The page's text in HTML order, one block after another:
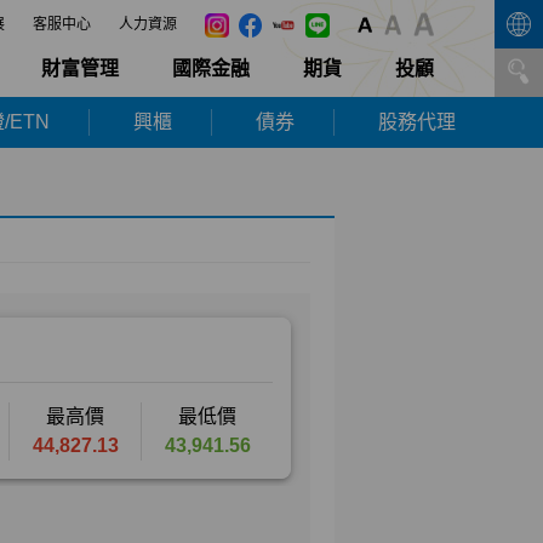
客服中心 人力資源
財富管理 國際金融 期貨 投顧
ETN 興櫃 債券 股務代理